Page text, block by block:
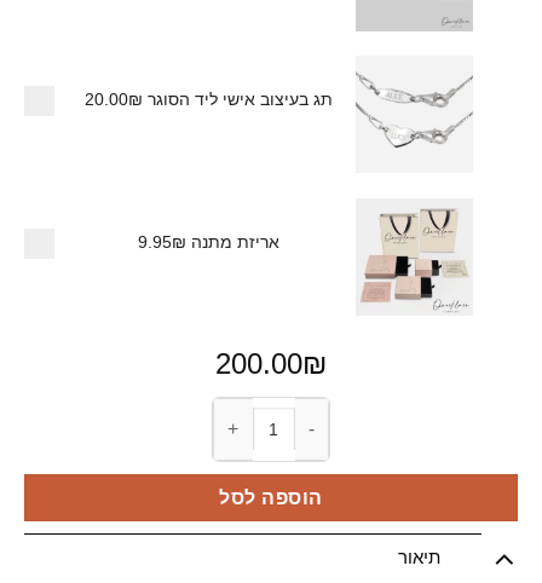
תג בעיצוב אישי ליד הסוגר 20.00₪
אריזת מתנה 9.95₪
200.00₪
כמות של שרשרת שם בעברית
הוספה לסל
תיאור